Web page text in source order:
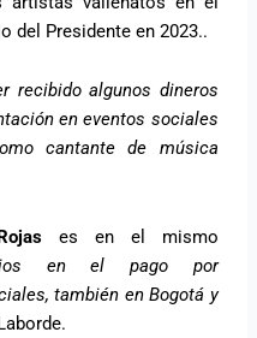
del Presidente en 2023..
recibido algunos dineros
en eventos sociales
cantante de música
es en el mismo
en el pago por
también en Bogotá y